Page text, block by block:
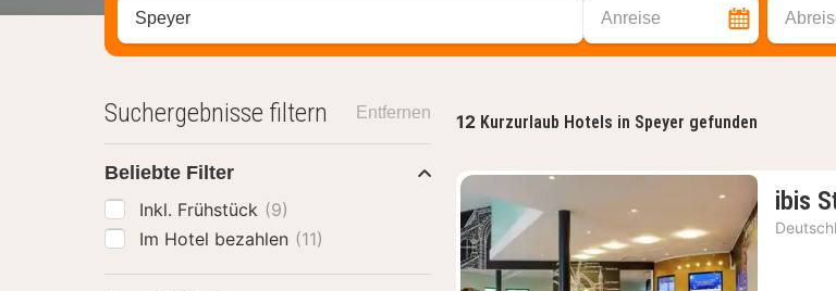
Stadt, Region oder Hotel suchen Anreise
12 Kurzurlaub Hotels in Speyer gefunden
ibis
Suchergebnisse filtern Entfernen
Beliebte Filter
Inkl. Frühstück (9)
Im Hotel bezahlen (11)